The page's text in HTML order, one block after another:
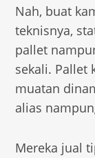
Nah, buat
teknisnya,
pallet
sekali. Pallet
muatan
alias
Mereka jual